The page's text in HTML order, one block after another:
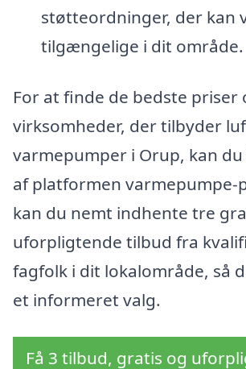
støtteordninger, der kan
tilgængelige i dit område.
For at finde de bedste priser
virksomheder, der tilbyder
varmepumper i Orup, kan
af platformen varmepumpe-
kan du nemt indhente tre
uforpligtende tilbud fra
fagfolk i dit lokalområde, så
et informeret valg.
Få 3 tilbud, gratis og